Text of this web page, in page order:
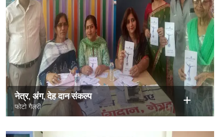
नेत्र, अंग, देह दान संकल्प
फोटो गैलरी